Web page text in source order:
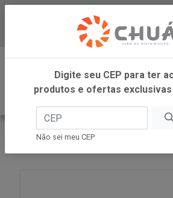
INÍCIO
AJINOMOTO
Digite seu CEP para ter
produtos e ofertas exclusivas
Não sei meu CEP